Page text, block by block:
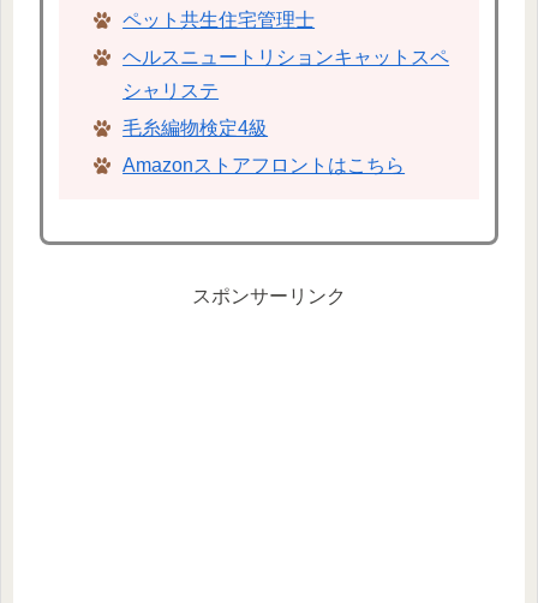
ペット共生住宅管理士
ヘルスニュートリションキャットスペ
シャリステ
毛糸編物検定4級
Amazonストアフロントはこちら
スポンサーリンク